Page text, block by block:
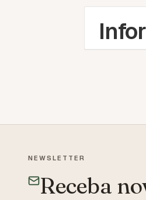
NEWSLETTER
Receba